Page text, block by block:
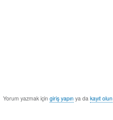
Yorum yazmak içingiriş yapın ya dakayıt olun